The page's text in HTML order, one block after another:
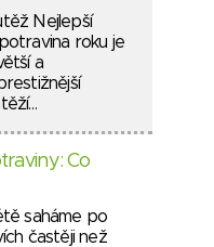
Nejlepší
roku je
a
Co
saháme po
častěji než